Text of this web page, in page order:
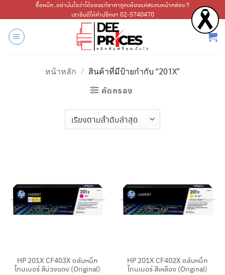
ไป
เนื้อหา
ซื้อหมึก..อย่ามั่นใจว่าได้ของแท้ราคาถูกเพียงแค่สแกนหน้ากล่อง !!
เรายินดีให้คำปรึกษา 02-5740470
หน้าหลัก / สินค้าที่มีป้ายกำกับ “201X”
คัดกรอง
HP 201X CF403X ตลับหมึก
โทนเนอร์ สีม่วงแดง (Original)
HP 201X CF402X ตลับหมึก
โทนเนอร์ สีเหลือง (Original)